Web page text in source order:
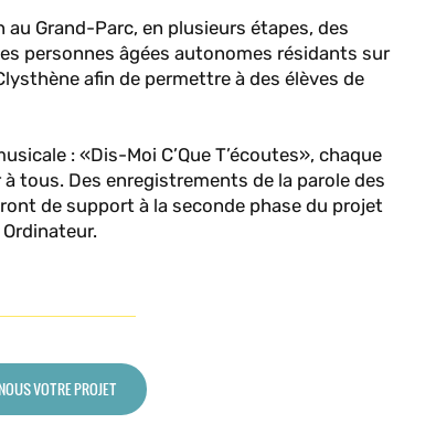
au Grand-Parc, en plusieurs étapes, des
personnes âgées autonomes résidants sur
afin de permettre à des élèves de
: «Dis-Moi C’Que T’écoutes», chaque
tous. Des enregistrements de la parole des
de support à la seconde phase du projet
VOTRE PROJET